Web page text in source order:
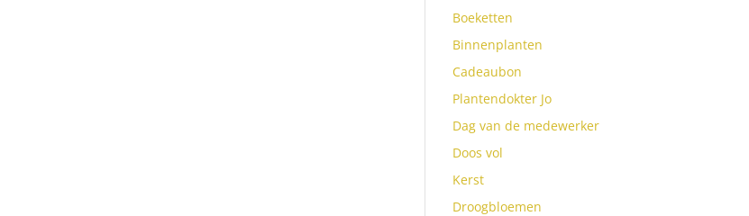
Boeketten
Binnenplanten
Cadeaubon
Plantendokter Jo
Dag van de medewerker
Doos vol
Kerst
Droogbloemen